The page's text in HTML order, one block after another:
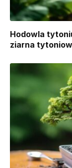
Hodowla
ziarna